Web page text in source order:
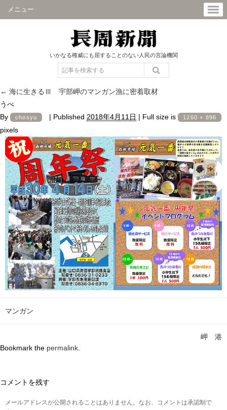
メニュー
いかなる権威にも屈することのない人民の言論機関
← 海に生きるⅢ 宇部岬のマンガン漁に密着取材
うべ
By
chosyu | Published 2018年4月11日 | Full size is 1260 × 896
pixels
マンガン
岬 港
Bookmark the permalink
コメントを残す
メールアドレスが公開されることはありません。なお、コメントは承認制で